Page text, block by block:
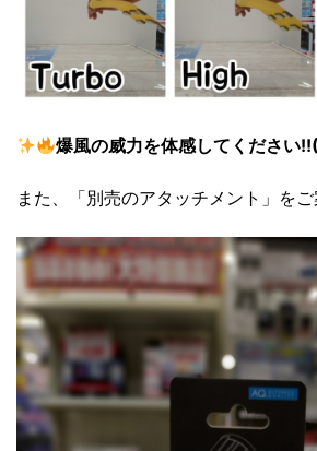
爆風の威力を体感してください
また、「別売のアタッチメント」を